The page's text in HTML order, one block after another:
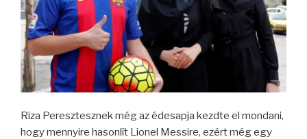
Riza Peresztesznek még az édesapja kezdte el mondani,
hogy mennyire hasonlít Lionel Messire, ezért még egy